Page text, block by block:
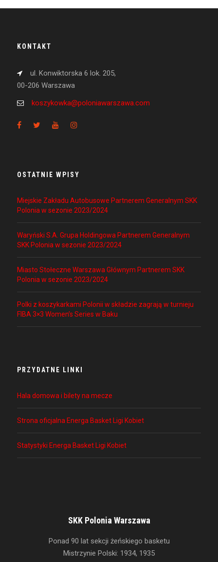
KONTAKT
ul. Konwiktorska 6 lok. 205,
00-206 Warszawa
koszykowka@poloniawarszawa.com
OSTATNIE WPISY
Miejskie Zakładu Autobusowe Partnerem Generalnym SKK
Polonia w sezonie 2023/2024
Waryński S.A. Grupa Holdingowa Partnerem Generalnym
SKK Polonia w sezonie 2023/2024
Miasto Stołeczne Warszawa Głównym Partnerem SKK
Polonia w sezonie 2023/2024
Polki z koszykarkami Polonii w składzie zagrają w turnieju
FIBA 3×3 Women’s Series w Baku
PRZYDATNE LINKI
Hala domowa i bilety na mecze
Strona oficjalna Energa Basket Ligi Kobiet
Statystyki Energa Basket Ligi Kobiet
SKK Polonia Warszawa
Ponad 90 lat sekcji żeńskiego basketu
Mistrzynie Polski: 1934, 1935